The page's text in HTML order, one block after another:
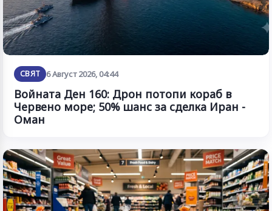
СВЯТ 6 Август 2026, 04:44
Войната Ден 160: Дрон потопи кораб в
Червено море; 50% шанс за сделка Иран -
Оман